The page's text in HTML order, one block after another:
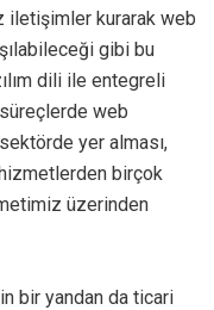
kurarak web
gibi bu
dili ile entegreli
web
yer alması,
hizmetlerden birçok
üzerinden
bir yandan da ticari